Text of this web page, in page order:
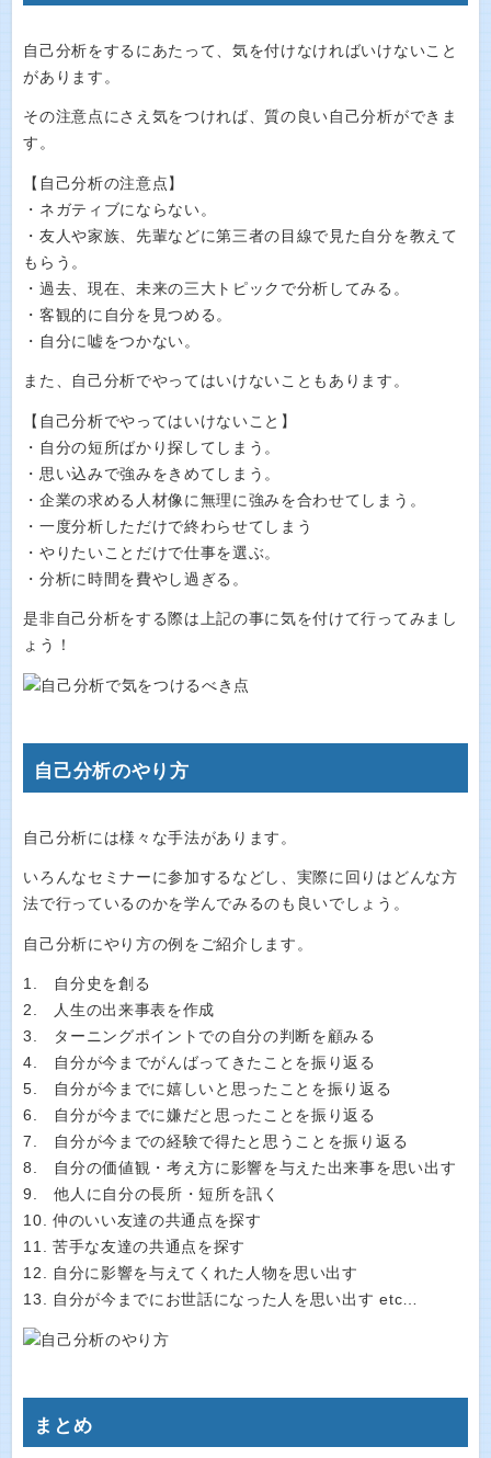
自己分析をするにあたって、気を付けなければいけないこと
があります。
その注意点にさえ気をつければ、質の良い自己分析ができま
す。
【自己分析の注意点】
・ネガティブにならない。
・友人や家族、先輩などに第三者の目線で見た自分を教えて
もらう。
・過去、現在、未来の三大トピックで分析してみる。
・客観的に自分を見つめる。
・自分に嘘をつかない。
また、自己分析でやってはいけないこともあります。
【自己分析でやってはいけないこと】
・自分の短所ばかり探してしまう。
・思い込みで強みをきめてしまう。
・企業の求める人材像に無理に強みを合わせてしまう。
・一度分析しただけで終わらせてしまう
・やりたいことだけで仕事を選ぶ。
・分析に時間を費やし過ぎる。
是非自己分析をする際は上記の事に気を付けて行ってみまし
ょう！
自己分析のやり方
自己分析には様々な手法があります。
いろんなセミナーに参加するなどし、実際に回りはどんな方
法で行っているのかを学んでみるのも良いでしょう。
自己分析にやり方の例をご紹介します。
1. 自分史を創る
2. 人生の出来事表を作成
3. ターニングポイントでの自分の判断を顧みる
4. 自分が今までがんばってきたことを振り返る
5. 自分が今までに嬉しいと思ったことを振り返る
6. 自分が今までに嫌だと思ったことを振り返る
7. 自分が今までの経験で得たと思うことを振り返る
8. 自分の価値観・考え方に影響を与えた出来事を思い出す
9. 他人に自分の長所・短所を訊く
10. 仲のいい友達の共通点を探す
11. 苦手な友達の共通点を探す
12. 自分に影響を与えてくれた人物を思い出す
13. 自分が今までにお世話になった人を思い出す etc…
まとめ